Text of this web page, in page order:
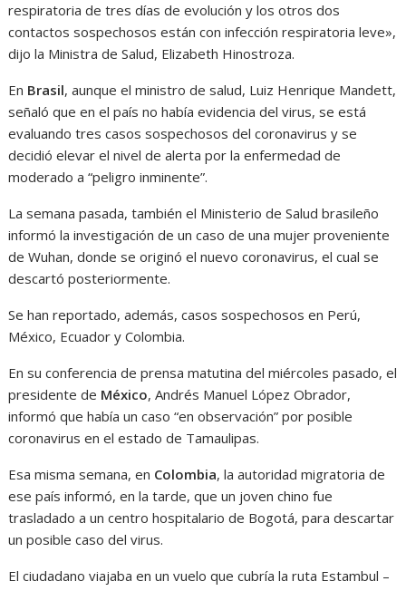
respiratoria de tres días de evolución y los otros dos
contactos sospechosos están con infección respiratoria leve»,
dijo la Ministra de Salud, Elizabeth Hinostroza.
En Brasil, aunque el ministro de salud, Luiz Henrique Mandett,
señaló que en el país no había evidencia del virus, se está
evaluando tres casos sospechosos del coronavirus y se
decidió elevar el nivel de alerta por la enfermedad de
moderado a “peligro inminente”.
La semana pasada, también el Ministerio de Salud brasileño
informó la investigación de un caso de una mujer proveniente
de Wuhan, donde se originó el nuevo coronavirus, el cual se
descartó posteriormente.
Se han reportado, además, casos sospechosos en Perú,
México, Ecuador y Colombia.
En su conferencia de prensa matutina del miércoles pasado, el
presidente de México, Andrés Manuel López Obrador,
informó que había un caso “en observación” por posible
coronavirus en el estado de Tamaulipas.
Esa misma semana, en Colombia, la autoridad migratoria de
ese país informó, en la tarde, que un joven chino fue
trasladado a un centro hospitalario de Bogotá, para descartar
un posible caso del virus.
El ciudadano viajaba en un vuelo que cubría la ruta Estambul –